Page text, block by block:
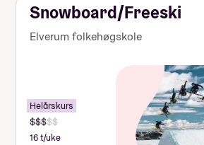
Snowboard/Freeski
Elverum folkehøgskole
Helårskurs
16 t/uke